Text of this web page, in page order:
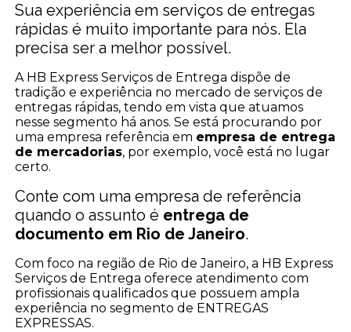
Sua experiência em serviços de entregas
rápidas é muito importante para nós. Ela
precisa ser a melhor possível.
A HB Express Serviços de Entrega dispõe de
tradição e experiência no mercado de serviços de
entregas rápidas, tendo em vista que atuamos
nesse segmento há anos. Se está procurando por
uma empresa referência em empresa de entrega
de mercadorias, por exemplo, você está no lugar
certo.
Conte com uma empresa de referência
quando o assunto é entrega de
documento em Rio de Janeiro.
Com foco na região de Rio de Janeiro, a HB Express
Serviços de Entrega oferece atendimento com
profissionais qualificados que possuem ampla
experiência no segmento de ENTREGAS
EXPRESSAS.